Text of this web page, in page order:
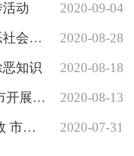
2020-09-04
动
2020-08-28
瓷都检察深入开展扫黑除恶社会宣传
2020-08-18
知识
2020-08-13
利剑扫黑 铁腕除恶——我市开展扫黑除恶专项斗争综述
2020-07-31
深化行业整治 提升治理质效 市民政局持续推进扫黑除恶专项斗争向纵深开展